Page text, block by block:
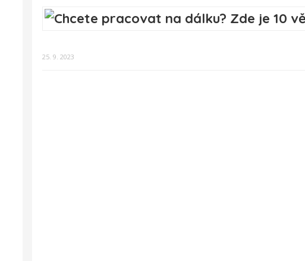
25. 9. 2023